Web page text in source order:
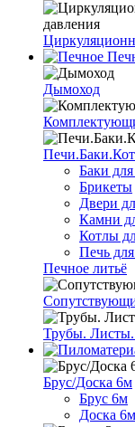
Дымоход
Баки
Брикеты
Двери
Камни
Котлы
Печь
Печное литьё
Трубы.
Брус/Доска 6м
Брус 6м
Доска 6м